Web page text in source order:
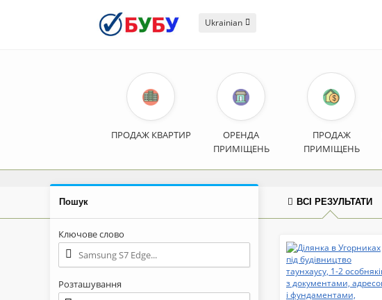
Ukrainian
ПРОДАЖ КВАРТИР
ОРЕНДА
ПРИМІЩЕНЬ
ПРОДАЖ
ПРИМІЩЕНЬ
ВСІ РЕЗУЛЬТАТИ
Пошук
Ключове слово
Розташування